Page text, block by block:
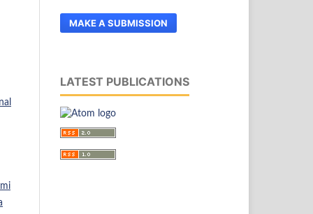
MAKE A SUBMISSION
LATEST PUBLICATIONS